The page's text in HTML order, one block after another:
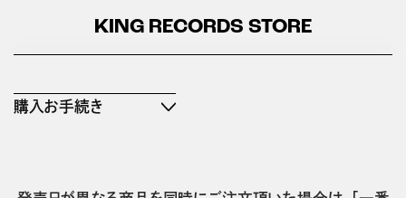
KING RECORDS STORE
購入お手続き